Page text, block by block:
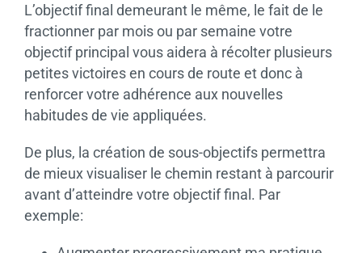
L’objectif final demeurant le même, le fait de le
fractionner par mois ou par semaine votre
objectif principal vous aidera à récolter plusieurs
petites victoires en cours de route et donc à
renforcer votre adhérence aux nouvelles
habitudes de vie appliquées.
De plus, la création de sous-objectifs permettra
de mieux visualiser le chemin restant à parcourir
avant d’atteindre votre objectif final. Par
exemple: